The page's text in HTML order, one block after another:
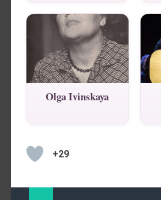
Olga Ivinskaya
+29